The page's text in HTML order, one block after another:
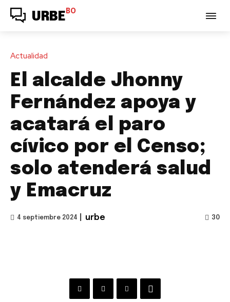
URBE BO
Actualidad
El alcalde Jhonny
Fernández apoya y
acatará el paro
cívico por el Censo;
solo atenderá salud
y Emacruz
4 septiembre 2024 urbe 30